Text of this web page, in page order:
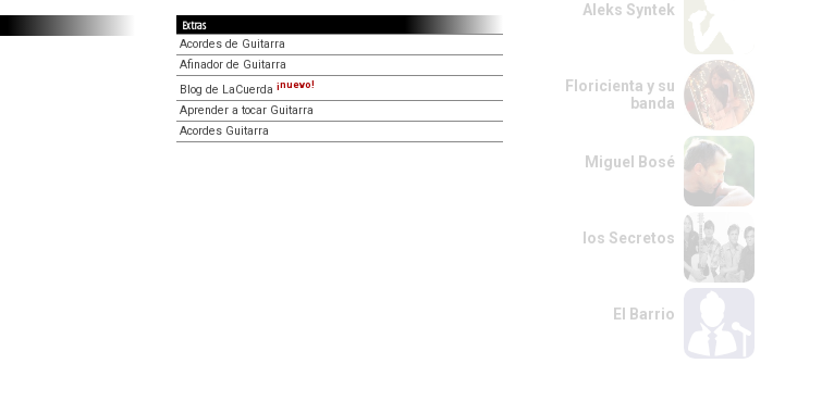
Extras
Acordes de Guitarra
Afinador de Guitarra
Blog de LaCuerda ¡nuevo!
Aprender a tocar Guitarra
Acordes Guitarra
Aleks Syntek
Floricienta y su
banda
Miguel Bosé
los Secretos
El Barrio